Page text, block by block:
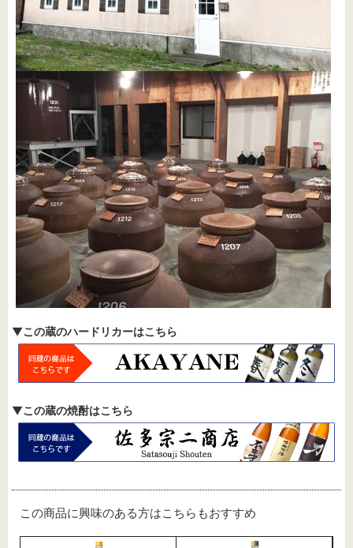
▼この蔵のハードリカーはこちら
▼この蔵の焼酎はこちら
この商品に興味のある方はこちらもおすすめ